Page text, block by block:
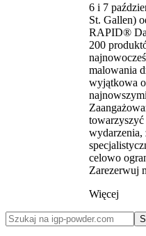
6 i 7
St. Gallen)
RAPID®
200
malowania
wyjątkowa
towarzyszyć
wydarzenia,
celowo
Zarezerwuj
Więcej